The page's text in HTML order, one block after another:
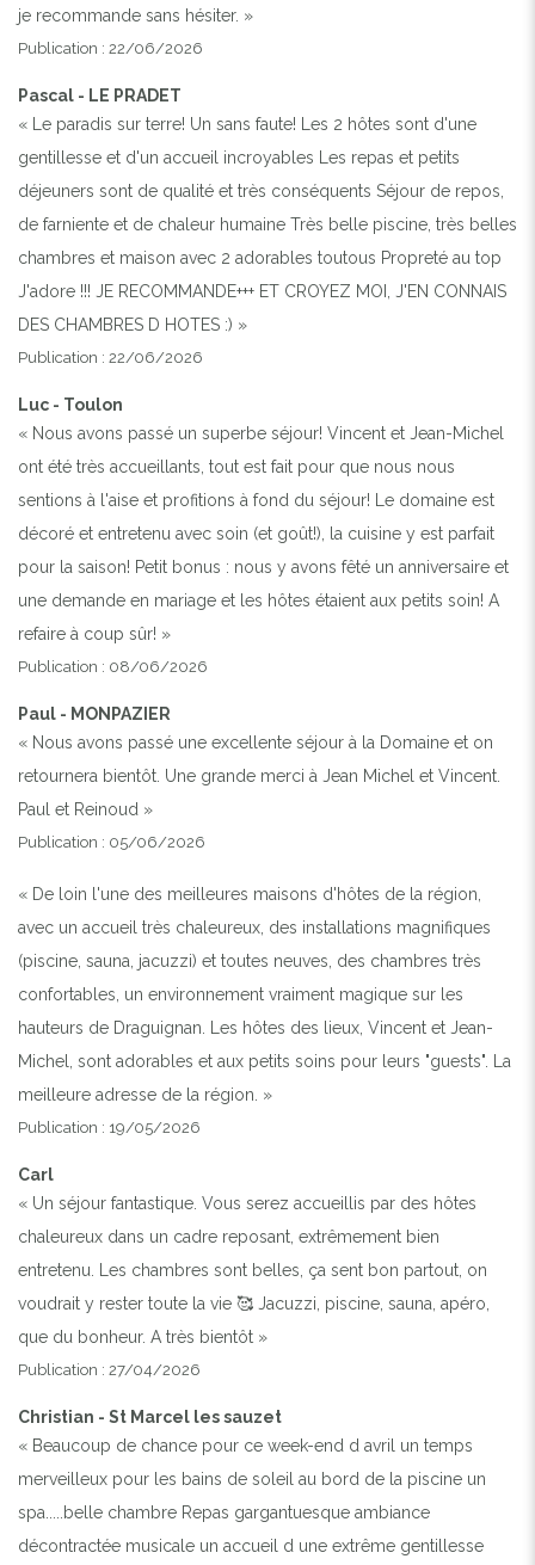
je recommande sans hésiter. »
Publication : 22/06/2026
Pascal - LE PRADET
« Le paradis sur terre! Un sans faute! Les 2 hôtes sont d'une
gentillesse et d'un accueil incroyables Les repas et petits
déjeuners sont de qualité et très conséquents Séjour de repos,
de farniente et de chaleur humaine Très belle piscine, très belles
chambres et maison avec 2 adorables toutous Propreté au top
J'adore !!! JE RECOMMANDE+++ ET CROYEZ MOI, J'EN CONNAIS
DES CHAMBRES D HOTES :) »
Publication : 22/06/2026
Luc - Toulon
« Nous avons passé un superbe séjour! Vincent et Jean-Michel
ont été très accueillants, tout est fait pour que nous nous
sentions à l'aise et profitions à fond du séjour! Le domaine est
décoré et entretenu avec soin (et goût!), la cuisine y est parfait
pour la saison! Petit bonus : nous y avons fêté un anniversaire et
une demande en mariage et les hôtes étaient aux petits soin! A
refaire à coup sûr! »
Publication : 08/06/2026
Paul - MONPAZIER
« Nous avons passé une excellente séjour à la Domaine et on
retournera bientôt. Une grande merci à Jean Michel et Vincent.
Paul et Reinoud »
Publication : 05/06/2026
« De loin l'une des meilleures maisons d'hôtes de la région,
avec un accueil très chaleureux, des installations magnifiques
(piscine, sauna, jacuzzi) et toutes neuves, des chambres très
confortables, un environnement vraiment magique sur les
hauteurs de Draguignan. Les hôtes des lieux, Vincent et Jean-
Michel, sont adorables et aux petits soins pour leurs "guests". La
meilleure adresse de la région. »
Publication : 19/05/2026
Carl
« Un séjour fantastique. Vous serez accueillis par des hôtes
chaleureux dans un cadre reposant, extrêmement bien
entretenu. Les chambres sont belles, ça sent bon partout, on
voudrait y rester toute la vie 🥰 Jacuzzi, piscine, sauna, apéro,
que du bonheur. A très bientôt »
Publication : 27/04/2026
Christian - St Marcel les sauzet
« Beaucoup de chance pour ce week-end d avril un temps
merveilleux pour les bains de soleil au bord de la piscine un
spa.....belle chambre Repas gargantuesque ambiance
décontractée musicale un accueil d une extrême gentillesse